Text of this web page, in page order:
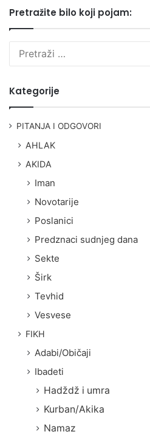
Pretražite bilo koji pojam:
Kategorije
PITANJA I ODGOVORI
AHLAK
AKIDA
Iman
Novotarije
Poslanici
Predznaci sudnjeg dana
Sekte
Širk
Tevhid
Vesvese
FIKH
Adabi/Običaji
Ibadeti
Hadždž i umra
Kurban/Akika
Namaz